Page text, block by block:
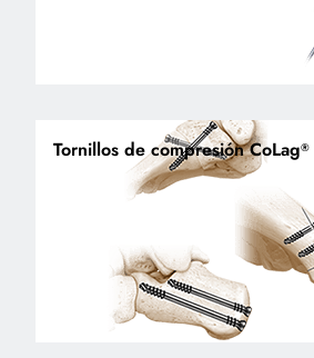
Tornillos de compresión CoLag®